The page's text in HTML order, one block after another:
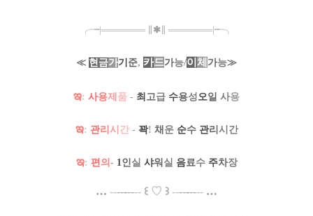
╭╼|═══════ ∥ ✱∥ ═══════|╾╮
≪ 현 금가기 준, 카드가능/이 체 가능≫
ఇ: 사용제 품 - 최 고급 수용성 오일 사용
ఇ: 관리 시 간 - 꽉! 채 운 순수 관리 시간
ఇ: 편 의 - 1 인 실 샤워 실 음료수 주차장
… --------- ꒰ ♡ ꒱ --------- …